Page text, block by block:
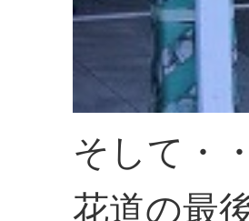
そして・
花道の最